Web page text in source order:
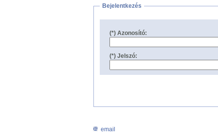
Bejelentkezés
(*) Azonosító:
(*) Jelszó:
email